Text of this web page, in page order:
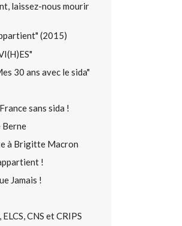
laissez-nous mourir
(2015)
30 ans avec le sida"
sans sida !
Berne
à Brigitte Macron
!
Jamais !
CNS et CRIPS